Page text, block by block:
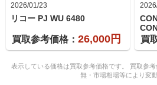
2026/01/23
リコー PJ WU 6480
買取参考価格： 26,000円 買
表示している価格は買取参考価格です。 買取参
無・市場相場等により変動